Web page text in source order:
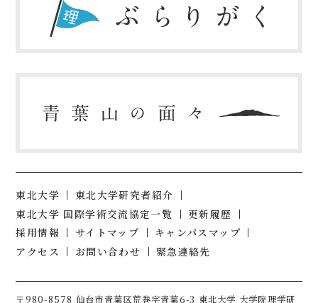
東北大学
東北大学研究者紹介
東北大学 国際学術交流協定一覧
更新履歴
採用情報
サイトマップ
キャンパスマップ
アクセス
お問い合わせ 緊急連絡先
〒980-8578 仙台市青葉区荒巻字青葉6-3 東北大学 大学院理学研